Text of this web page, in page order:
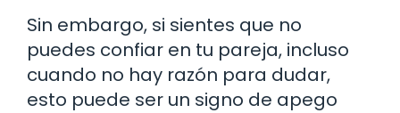
Sin embargo, si sientes que no
puedes confiar en tu pareja, incluso
cuando no hay razón para dudar,
esto puede ser un signo de apego